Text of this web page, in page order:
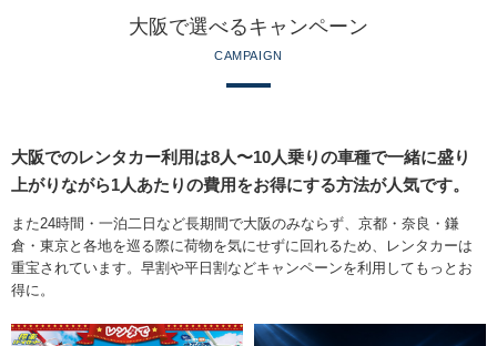
大阪で選べるキャンペーン
CAMPAIGN
大阪でのレンタカー利用は8人〜10人乗りの車種で一緒に盛り
上がりながら1人あたりの費用をお得にする方法が人気です。
また24時間・一泊二日など長期間で大阪のみならず、京都・奈良・鎌
倉・東京と各地を巡る際に荷物を気にせずに回れるため、レンタカーは
重宝されています。早割や平日割などキャンペーンを利用してもっとお
得に。